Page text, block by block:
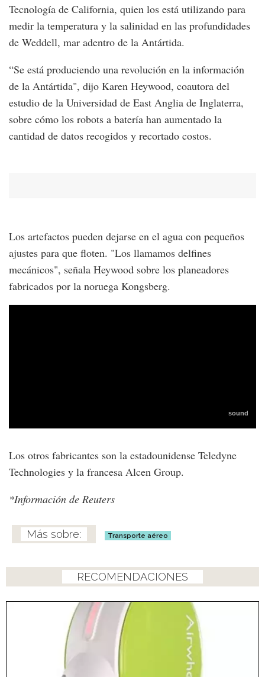
Tecnología de California, quien los está utilizando para
medir la temperatura y la salinidad en las profundidades
de Weddell, mar adentro de la Antártida.
“Se está produciendo una revolución en la información
de la Antártida", dijo Karen Heywood, coautora del
estudio de la Universidad de East Anglia de Inglaterra,
sobre cómo los robots a batería han aumentado la
cantidad de datos recogidos y recortado costos.
Los artefactos pueden dejarse en el agua con pequeños
ajustes para que floten. "Los llamamos delfines
mecánicos", señala Heywood sobre los planeadores
fabricados por la noruega Kongsberg.
Los otros fabricantes son la estadounidense Teledyne
Technologies y la francesa Alcen Group.
*Información de Reuters
Transporte aéreo
RECOMENDACIONES